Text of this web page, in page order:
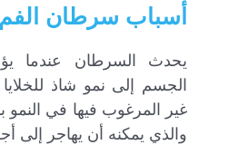
أسباب سرطان الفم
يحدث السرطان عندما
الجسم إلى نمو شاذ
غير المرغوب فيها في
والذي يمكنه أن يهاجر إلى